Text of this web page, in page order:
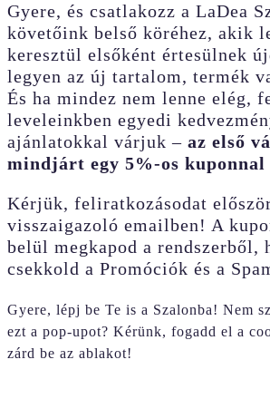
Gyere, és csatlakozz a LaDea
követőink belső köréhez, akik
keresztül elsőként értesülnek
legyen az új tartalom, termék
És ha mindez nem lenne elég,
leveleinkben egyedi
ajánlatokkal várjuk – az első
mindjárt egy 5%-os kuponnal
Kérjük, feliratkozásodat
visszaigazoló emailben! A
belül megkapod a rendszerből,
csekkold a Promóciók és a
Gyere, lépj be Te is a Szalonba! Nem
ezt a pop-upot? Kérünk, fogadd el a
zárd be az ablakot!